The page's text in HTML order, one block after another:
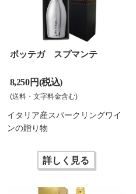
ボッテガ スプマンテ
8,250 円(税込)
(送料・文字料金含む)
イタリア産スパークリングワイ
ンの贈り物
詳しく見る